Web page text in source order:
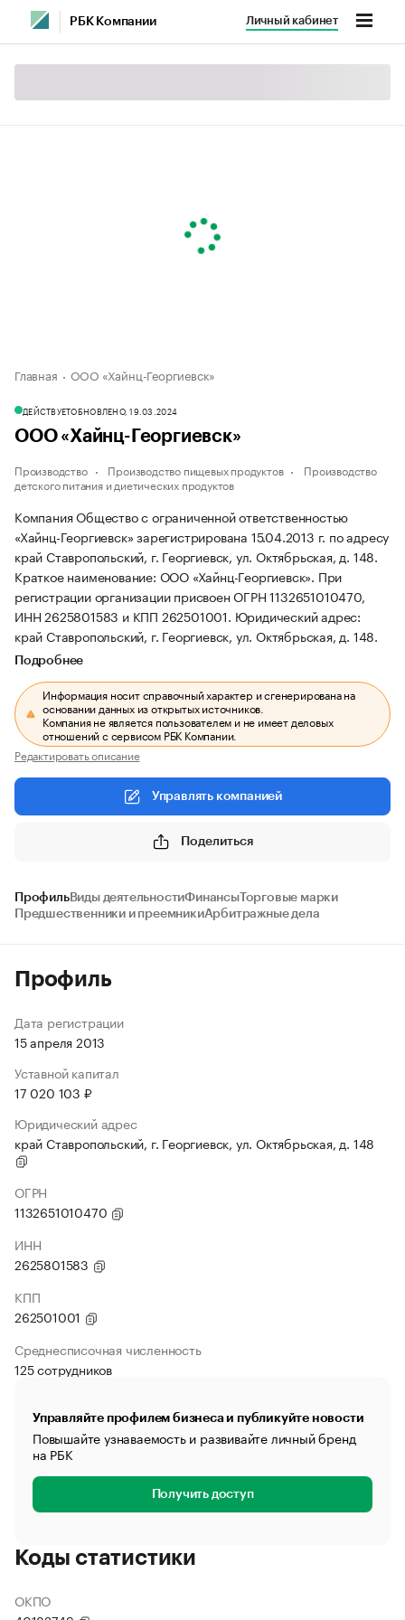
РБК Компании Личный кабинет
Главная ООО «Хайнц-Георгиевск»
ДЕЙСТВУЕТОБНОВЛЕНО, 19.03.2024
ООО «Хайнц-Георгиевск»
Производство Производство пищевых продуктов
Производство
детского питания и диетических продуктов
Компания Общество с ограниченной ответственностью
«Хайнц-Георгиевск» зарегистрирована 15.04.2013 г. по адресу
край Ставропольский, г. Георгиевск, ул. Октябрьская, д. 148.
Краткое наименование: ООО «Хайнц-Георгиевск». При
регистрации организации присвоен ОГРН 1132651010470,
ИНН 2625801583 и КПП 262501001. Юридический адрес:
край Ставропольский, г. Георгиевск, ул. Октябрьская, д. 148.
Подробнее
Информация носит справочный характер и сгенерирована на
основании данных из открытых источников.
Компания не является пользователем и не имеет деловых
отношений с сервисом РБК Компании.
Редактировать описание
Управлять компанией
Поделиться
ПрофильВиды деятельностиФинансыТорговые марки
Предшественники и преемникиАрбитражные дела
Профиль
Дата регистрации
15 апреля 2013
Уставной капитал
17 020 103 ₽
Юридический адрес
край Ставропольский, г. Георгиевск, ул. Октябрьская, д. 148
ОГРН
1132651010470
ИНН
2625801583
КПП
262501001
Среднесписочная численность
125 сотрудников
Управляйте профилем бизнеса и публикуйте новости
Повышайте узнаваемость и развивайте личный бренд
на РБК
Получить доступ
Коды статистики
ОКПО